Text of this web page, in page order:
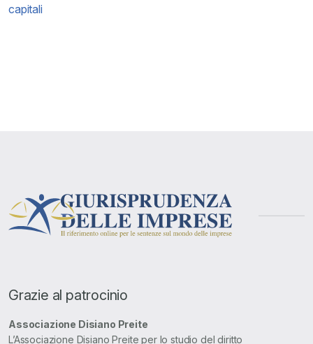
capitali
Grazie al patrocinio
Associazione Disiano Preite
L’Associazione Disiano Preite per lo studio del diritto